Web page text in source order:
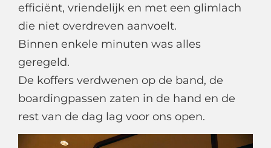
efficiënt, vriendelijk en met een glimlach
die niet overdreven aanvoelt.
Binnen enkele minuten was alles
geregeld.
De koffers verdwenen op de band, de
boardingpassen zaten in de hand en de
rest van de dag lag voor ons open.